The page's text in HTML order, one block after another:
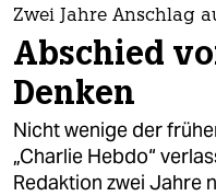
themen
politik
öko
gesellschaft
Zwei Jahre Anschlag
Abschied
Denken
Nicht wenige der
„Charlie Hebdo“
Redaktion zwei Jahre